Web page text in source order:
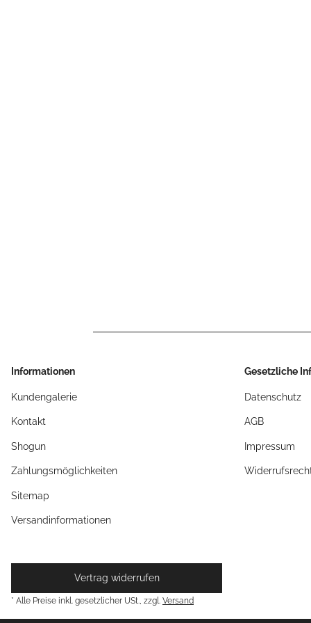
Informationen
Kundengalerie
Kontakt
Shogun
Zahlungsmöglichkeiten
Sitemap
Versandinformationen
Gesetzliche
Datenschutz
AGB
Impressum
Vertrag widerrufen
* Alle Preise inkl. gesetzlicher USt., zzgl. Versand